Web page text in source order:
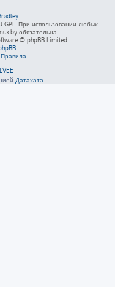
GPL. При использовании любых
обязательна
© phpBB Limited
Правила
Датахата